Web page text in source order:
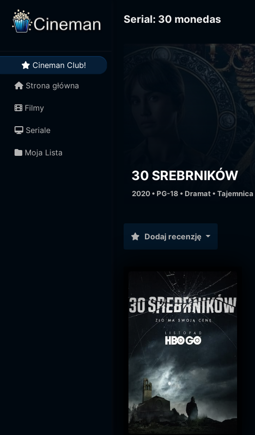
Cineman Club!
Strona główna
Filmy
Seriale
Moja Lista
Serial: 30 monedas
30 SREBRNIKÓW
2020 • PG-18 • Dramat • Tajemnica
Dodaj recenzję